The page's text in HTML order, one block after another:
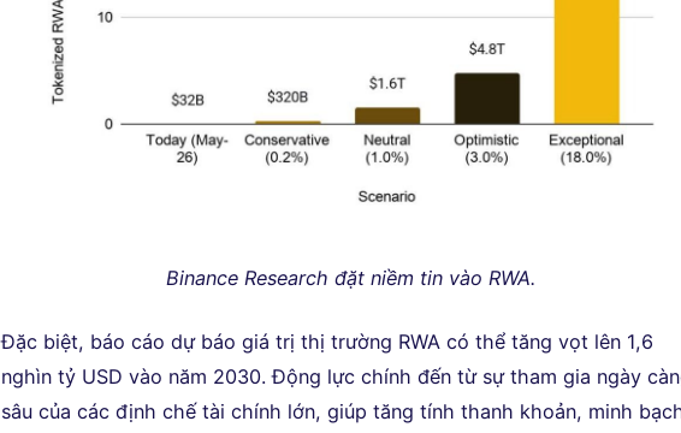
Binance Research đặt niềm tin vào RWA.
Đặc biệt, báo cáo dự báo giá trị thị trường RWA có thể tăng vọt lên 1,6
nghìn tỷ USD vào năm 2030. Động lực chính đến từ sự tham gia ngày
sâu của các định chế tài chính lớn, giúp tăng tính thanh khoản, minh